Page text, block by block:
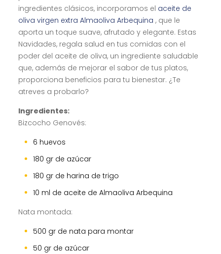
ingredientes clásicos, incorporamos el aceite de
oliva virgen extra Almaoliva Arbequina , que le
aporta un toque suave, afrutado y elegante. Estas
Navidades, regala salud en tus comidas con el
poder del aceite de oliva, un ingrediente saludable
que, además de mejorar el sabor de tus platos,
proporciona beneficios para tu bienestar. ¿Te
atreves a probarlo?
Ingredientes:
Bizcocho Genovés:
6 huevos
180 gr de azúcar
180 gr de harina de trigo
10 ml de aceite de Almaoliva Arbequina
Nata montada:
500 gr de nata para montar
50 gr de azúcar